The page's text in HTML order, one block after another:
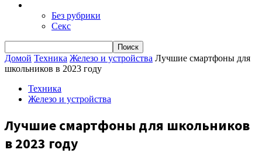
Без рубрики
Секс
Домой Техника Железо и устройства Лучшие смартфоны для
школьников в 2023 году
Техника
Железо и устройства
Лучшие смартфоны для школьников
в 2023 году